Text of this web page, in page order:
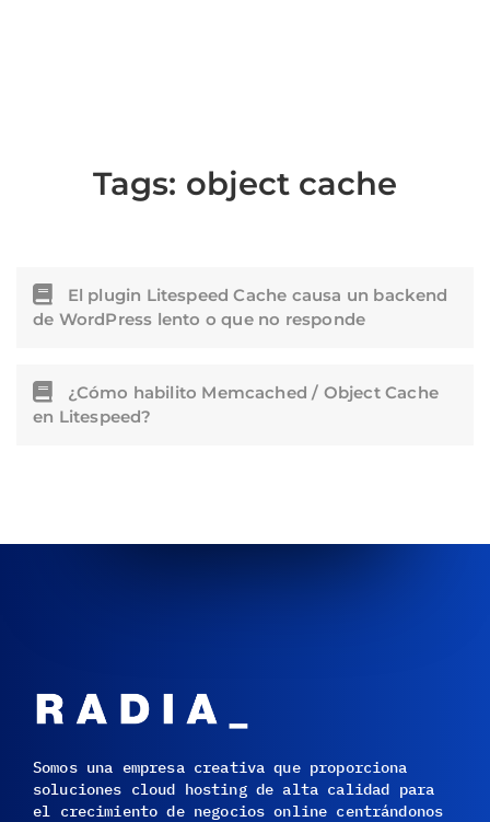
Tags: object cache
El plugin Litespeed Cache causa un backend
de WordPress lento o que no responde
¿Cómo habilito Memcached / Object Cache
en Litespeed?
Somos una empresa creativa que proporciona
soluciones cloud hosting de alta calidad para
el crecimiento de negocios online centrándonos